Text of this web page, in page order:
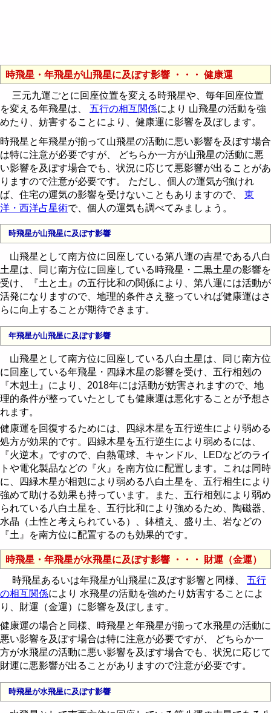
時飛星・年飛星が山飛星に及ぼす影響 ・・・ 健康運
を変える年飛星は、 五行の相互関係により 山飛星の活動を強
めたり、妨害することにより、健康運に影響を及ぼします。
時飛星と年飛星が揃って山飛星の活動に悪い影響を及ぼす場合
は特に注意が必要ですが、 どちらか一方が山飛星の活動に悪
い影響を及ぼす場合でも、状況に応じて悪影響が出ることがあ
りますので注意が必要です。 ただし、個人の運気が強けれ
ば、住宅の運気の影響を受けないこともありますので、 東
洋・西洋占星術で、個人の運気も調べてみましょう。
時飛星が山飛星に及ぼす影響
山飛星として南方位に回座している第八運の吉星である八白
土星は、同じ南方位に回座している時飛星・二黒土星の影響を
受け、『土と土』の五行比和の関係により、第八運には活動が
活発になりますので、地理的条件さえ整っていれば健康運はさ
らに向上することが期待できます。
年飛星が山飛星に及ぼす影響
山飛星として南方位に回座している八白土星は、同じ南方位
に回座している年飛星・四緑木星の影響を受け、五行相剋の
『木剋土』により、2018年には活動が妨害されますので、地
理的条件が整っていたとしても健康運は悪化することが予想さ
れます。
健康運を回復するためには、四緑木星を五行逆生により弱める
処方が効果的です。四緑木星を五行逆生により弱めるには、
『火逆木』ですので、白熱電球、キャンドル、LEDなどのライ
トや電化製品などの『火』を南方位に配置します。これは同時
に、四緑木星が相剋により弱める八白土星を、五行相生により
強めて助ける効果も持っています。また、五行相剋により弱め
られている八白土星を、五行比和により強めるため、陶磁器、
水晶（土性と考えられている）、鉢植え、盛り土、岩などの
『土』を南方位に配置するのも効果的です。
時飛星・年飛星が水飛星に及ぼす影響 ・・・ 財運（金運）
時飛星あるいは年飛星が山飛星に及ぼす影響と同様、 五行
の相互関係により 水飛星の活動を強めたり妨害することによ
り、財運（金運）に影響を及ぼします。
健康運の場合と同様、時飛星と年飛星が揃って水飛星の活動に
悪い影響を及ぼす場合は特に注意が必要ですが、 どちらか一
方が水飛星の活動に悪い影響を及ぼす場合でも、状況に応じて
財運に悪影響が出ることがありますので注意が必要です。
時飛星が水飛星に及ぼす影響